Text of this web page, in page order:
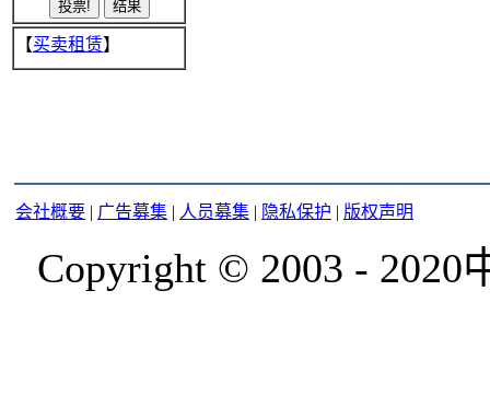
【买卖租赁】
会社概要 | 广告募集 | 人员募集 | 隐私保护 | 版权声明
Copyright © 2003 -